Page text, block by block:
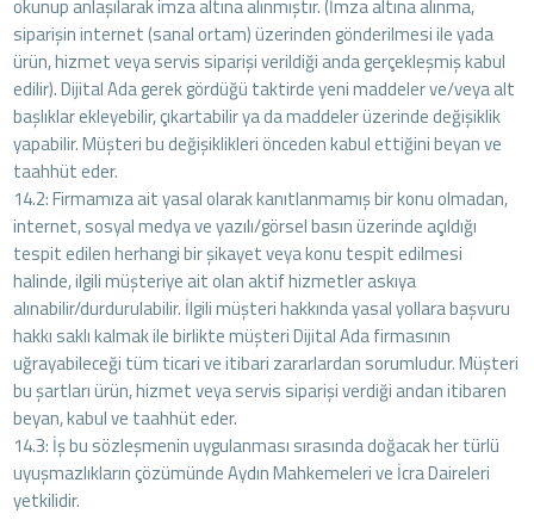
okunup anlaşılarak imza altına alınmıştır. (İmza altına alınma,
siparişin internet (sanal ortam) üzerinden gönderilmesi ile yada
ürün, hizmet veya servis siparişi verildiği anda gerçekleşmiş kabul
edilir). Dijital Ada gerek gördüğü taktirde yeni maddeler ve/veya alt
başlıklar ekleyebilir, çıkartabilir ya da maddeler üzerinde değişiklik
yapabilir. Müşteri bu değişiklikleri önceden kabul ettiğini beyan ve
taahhüt eder.
14.2: Firmamıza ait yasal olarak kanıtlanmamış bir konu olmadan,
internet, sosyal medya ve yazılı/görsel basın üzerinde açıldığı
tespit edilen herhangi bir şikayet veya konu tespit edilmesi
halinde, ilgili müşteriye ait olan aktif hizmetler askıya
alınabilir/durdurulabilir. İlgili müşteri hakkında yasal yollara başvuru
hakkı saklı kalmak ile birlikte müşteri Dijital Ada firmasının
uğrayabileceği tüm ticari ve itibari zararlardan sorumludur. Müşteri
bu şartları ürün, hizmet veya servis siparişi verdiği andan itibaren
beyan, kabul ve taahhüt eder.
14.3: İş bu sözleşmenin uygulanması sırasında doğacak her türlü
uyuşmazlıkların çözümünde Aydın Mahkemeleri ve İcra Daireleri
yetkilidir.